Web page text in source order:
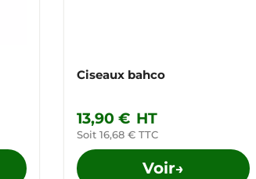
Ciseaux bahco
13,90 € HT
Soit 16,68 € TTC
Voir→